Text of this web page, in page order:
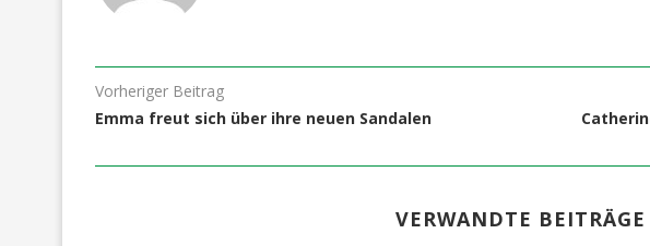
Vorheriger Beitrag
Emma freut sich über ihre neuen Sandalen
VERWANDTE BEITRÄGE